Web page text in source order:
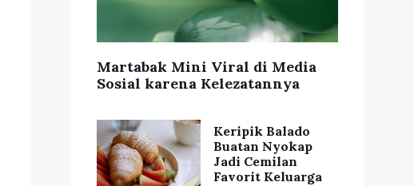
Martabak Mini Viral di Media
Sosial karena Kelezatannya
Keripik Balado
Buatan Nyokap
Jadi Cemilan
Favorit Keluarga